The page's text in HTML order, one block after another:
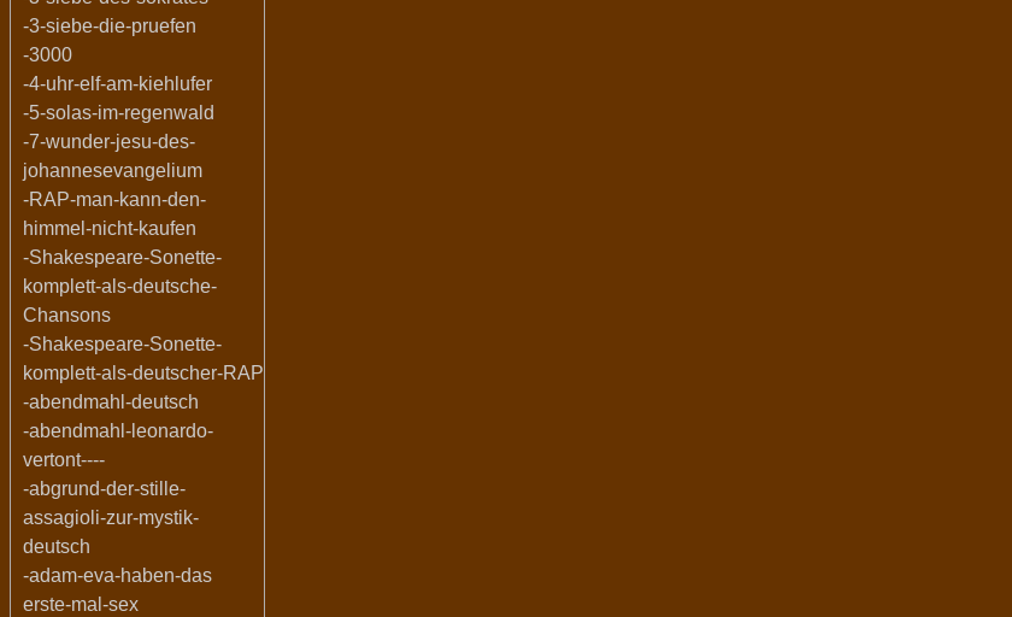
-3-siebe-die-pruefen
-3000
-4-uhr-elf-am-kiehlufer
-5-solas-im-regenwald
-7-wunder-jesu-des-
johannesevangelium
-RAP-man-kann-den-
himmel-nicht-kaufen
-Shakespeare-Sonette-
komplett-als-deutsche-
Chansons
-Shakespeare-Sonette-
komplett-als-deutscher-RAP
-abendmahl-deutsch
-abendmahl-leonardo-
vertont----
-abgrund-der-stille-
assagioli-zur-mystik-
deutsch
-adam-eva-haben-das
erste-mal-sex